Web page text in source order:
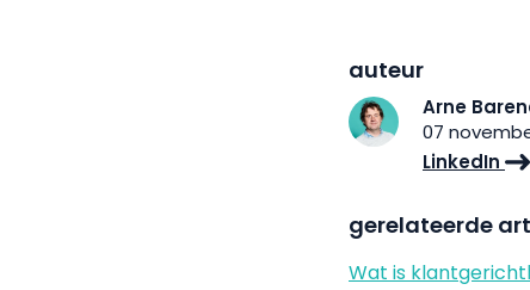
auteur
Arne
07
LinkedIn
gerelateerde
Wat is